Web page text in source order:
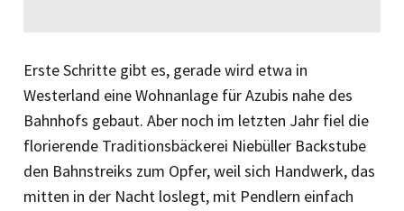
Erste Schritte gibt es, gerade wird etwa in
Westerland eine Wohnanlage für Azubis nahe des
Bahnhofs gebaut. Aber noch im letzten Jahr fiel die
florierende Traditionsbäckerei Niebüller Backstube
den Bahnstreiks zum Opfer, weil sich Handwerk, das
mitten in der Nacht loslegt, mit Pendlern einfach